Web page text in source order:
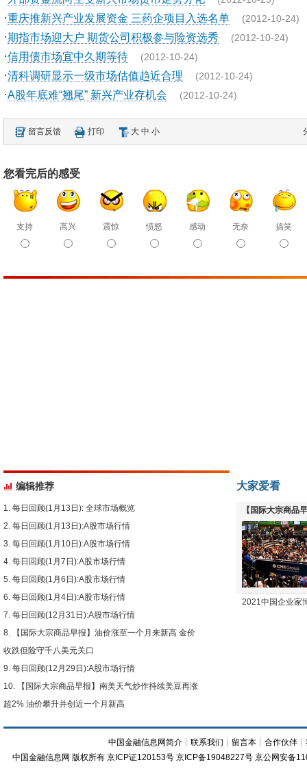
·重庆推新兴产业发展资金 三药企项目入选名单 (2012-10-24)
·期指市场迎大户 期货公司积极参与险资选秀 (2012-10-24)
·信用债市场宜中久期等待 (2012-10-24)
·清科调研显示一级市场估值趋近合理 (2012-10-24)
·A股年底难“翘尾” 新兴产业存机会 (2012-10-24)
留言反馈 打印 大 中 小
您看完后的感受
支持 高兴 震惊 愤怒 感动 无奈 搞笑
编辑推荐
每日回顾(1月13日): 全球市场概览
每日回顾(1月13日):A股市场行情
每日回顾(1月10日):A股市场行情
每日回顾(1月7日):A股市场行情
每日回顾(1月6日):A股市场行情
每日回顾(1月4日):A股市场行情
每日回顾(12月31日):A股市场行情
【国际大宗商品早报】油价涨至一个月来新高 金价
收跌但险守千八美元关口
每日回顾(12月29日):A股市场行情
【国际大宗商品早报】南美天气炒作持续美豆再涨
超2% 油价攀升并创近一个月新高
大家爱看
【国际大宗商品
下跌
2021中国企业家
中国金融信息网简介 ┊联系我们 ┊ 留言本 ┊合作伙伴 ┊
中国金融信息网 版权所有 京ICP证120153号 京ICP备19048227号 京公网安备